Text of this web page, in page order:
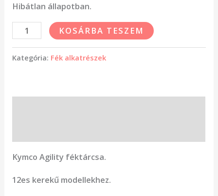
Hibátlan állapotban.
KOSÁRBA TESZEM
Kategória: Fék alkatrészek
Kymco Agility féktárcsa.
12es kerekű modellekhez.